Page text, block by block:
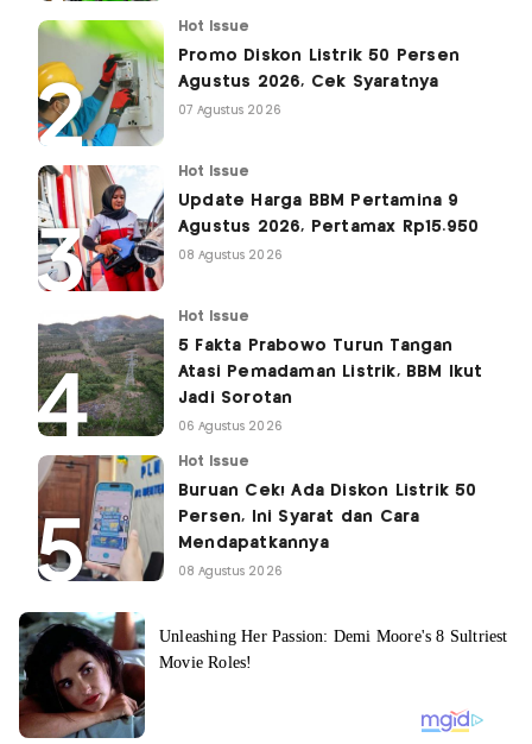
Hot Issue
Promo Diskon Listrik 50 Persen
Agustus 2026, Cek Syaratnya
07 Agustus 2026
Hot Issue
Update Harga BBM Pertamina 9
Agustus 2026, Pertamax Rp15.950
08 Agustus 2026
Hot Issue
5 Fakta Prabowo Turun Tangan
Atasi Pemadaman Listrik, BBM Ikut
Jadi Sorotan
06 Agustus 2026
Hot Issue
Buruan Cek! Ada Diskon Listrik 50
Persen, Ini Syarat dan Cara
Mendapatkannya
08 Agustus 2026